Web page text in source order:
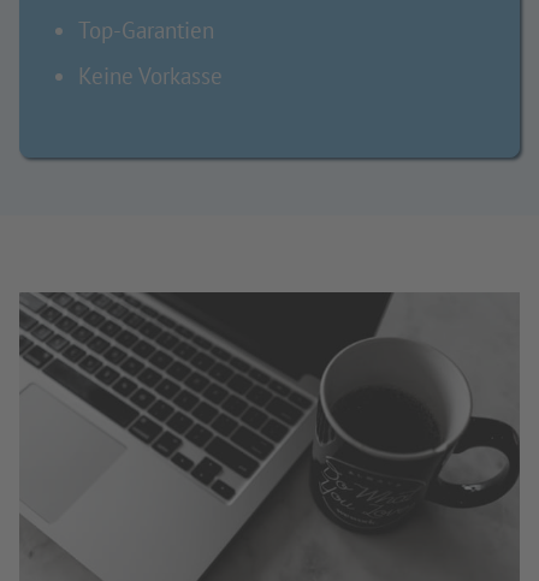
Top-Garantien
Keine Vorkasse